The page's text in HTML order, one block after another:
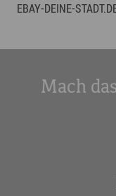
EBAY-DEINE-
Mach